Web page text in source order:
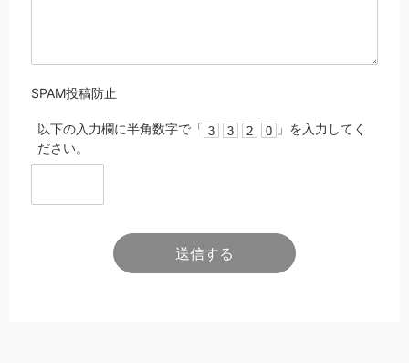
SPAM投稿防止
以下の入力欄に半角数字で「
」を入力してく
ださい。